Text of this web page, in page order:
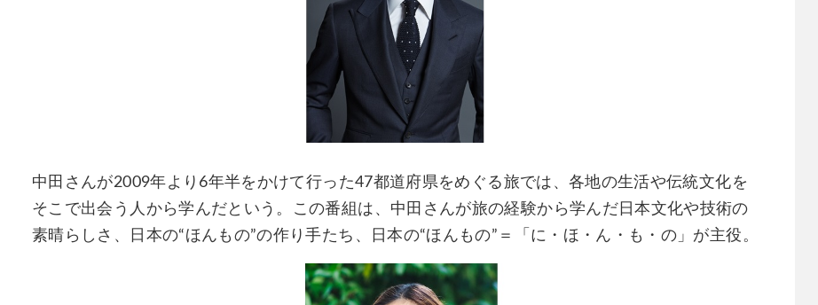
中田さんが2009年より6年半をかけて行った47都道府県をめぐる旅では、各地の生活や伝統文化を
そこで出会う人から学んだという。この番組は、中田さんが旅の経験から学んだ日本文化や技術の
素晴らしさ、日本の“ほんもの”の作り手たち、日本の“ほんもの”＝「に・ほ・ん・も・の」が主役。